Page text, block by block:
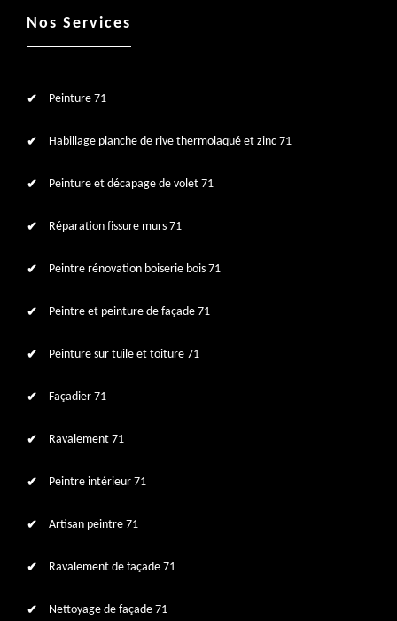
Nos Services
Peinture 71
Habillage planche de rive thermolaqué et zinc 71
Peinture et décapage de volet 71
Réparation fissure murs 71
Peintre rénovation boiserie bois 71
Peintre et peinture de façade 71
Peinture sur tuile et toiture 71
Façadier 71
Ravalement 71
Peintre intérieur 71
Artisan peintre 71
Ravalement de façade 71
Nettoyage de façade 71